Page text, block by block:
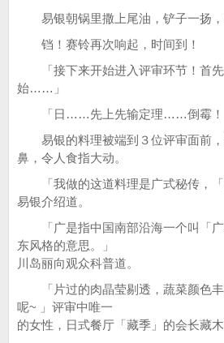
易银朝锅里撒上尾油，铲子一扬，
铛！赛铃再次响起，时间到！
「接下来开始进入评审环节！首先
始……」
「日……先上先输定理……倒霉！」
易银的料理被端到３位评审面前，
鼻，令人食指大动。
「我做的这道料理是广式秘传，「
易银介绍道。
「广是指中国南部沿海一个叫「广
东风格的意思。」
川岛丽向观众科普道。
「片过的肉晶莹剔透，蔬菜颜色丰
呢~ 」评审中唯一
的女性，日式餐厅「藏季」的会长藏木